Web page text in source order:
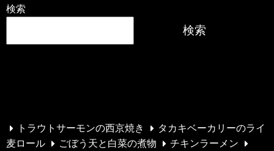
検索
検索
トラウトサーモンの西京焼き
タカキベーカリーのライ
麦ロール
ごぼう天と白菜の煮物
チキンラーメン